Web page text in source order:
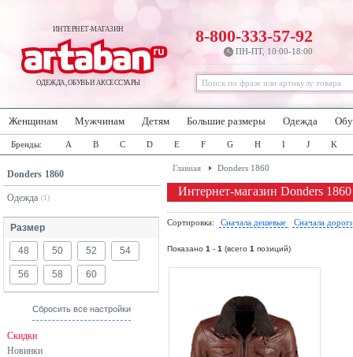
ИНТЕРНЕТ-МАГАЗИН
ОДЕЖДА, ОБУВЬ И АКСЕССУАРЫ
8-800-333-57-92
ПН-ПТ, 10:00-18:00
Женщинам Мужчинам Детям Большие размеры Одежда
Бренды: A B C D E F G H I J K
Donders 1860
Одежда (1)
Размер
48 50 52 54
56 58 60
Сбросить все настройки
Скидки
Новинки
Главная Donders 1860
Интернет-магазин Donders 1860
Сортировка: Сначала дешевые Сначала
Показано 1 - 1 (всего 1 позиций)